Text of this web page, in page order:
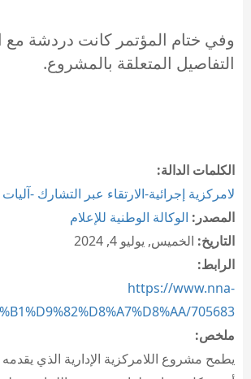
وفي ختام المؤتمر كانت دردشة مع
التفاصيل المتعلقة بالمشروع.
الكلمات الدالة:
لامركزية إجرائية-الارتقاء عبر التشارك -
المصدر: الوكالة الوطنية للإعلام
التاريخ: الخميس, يوليو 4, 2024
الرابط:
https://www.nna-
705683/...
ملخص:
يطمح مشروع اللامركزية الإدارية الذي